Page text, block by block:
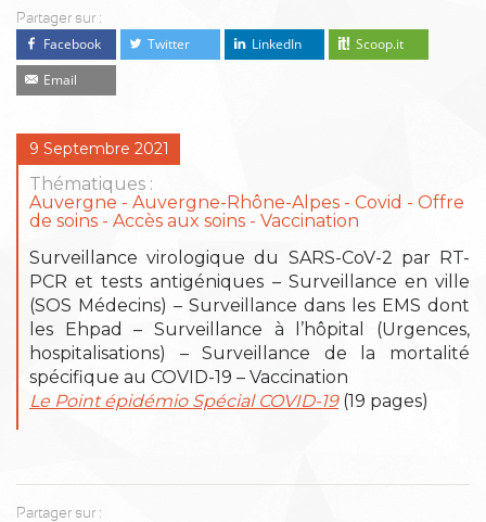
Partager sur :
Facebook Twitter LinkedIn
Scoop.it
Email
9 Septembre 2021
Thématiques :
Auvergne
Auvergne-Rhône-Alpes Covid
Offre
de soins - Accès aux soins
Vaccination
Surveillance virologique du SARS-CoV-2 par RT-
PCR et tests antigéniques – Surveillance en ville
(SOS Médecins) – Surveillance dans les EMS dont
les Ehpad – Surveillance à l’hôpital (Urgences,
hospitalisations) – Surveillance de la mortalité
spécifique au COVID-19 – Vaccination
Le Point épidémio Spécial COVID-19(19 pages)
Partager sur :